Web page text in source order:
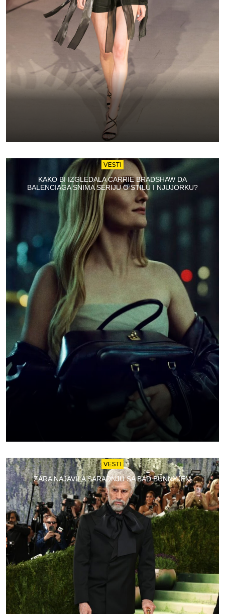
VESTI
KAKO BI IZGLEDALA CARRIE BRADSHAW DA
BALENCIAGA SNIMA SERIJU O STILU I NJUJORKU?
VESTI
ZARA NAJAVILA SARADNJU SA BAD BUNNYJEM